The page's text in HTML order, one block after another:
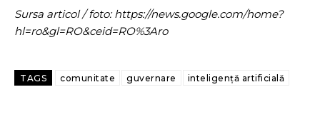
Sursa articol / foto: https://news.google.com/home?
hl=ro&gl=RO&ceid=RO%3Aro
TAGS comunitate guvernare inteligență artificială